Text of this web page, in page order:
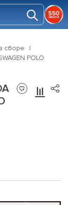
сборе
POLO